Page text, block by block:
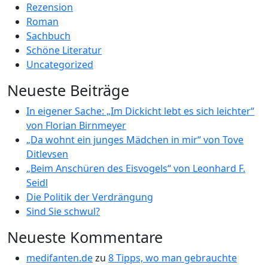
Rezension
Roman
Sachbuch
Schöne Literatur
Uncategorized
Neueste Beiträge
In eigener Sache: „Im Dickicht lebt es sich leichter“
von Florian Birnmeyer
„Da wohnt ein junges Mädchen in mir“ von Tove
Ditlevsen
„Beim Anschüren des Eisvogels“ von Leonhard F.
Seidl
Die Politik der Verdrängung
Sind Sie schwul?
Neueste Kommentare
medifanten.dezu 8 Tipps, wo man gebrauchte